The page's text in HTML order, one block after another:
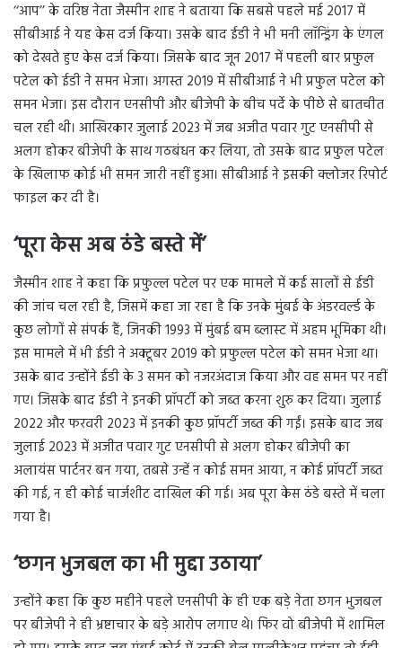
‘‘आप’’ के वरिष्ठ नेता जैस्मीन शाह ने बताया कि सबसे पहले मई 2017 में
सीबीआई ने यह केस दर्ज किया। उसके बाद ईडी ने भी मनी लॉन्ड्रिंग के एंगल
को देखते हुए केस दर्ज किया। जिसके बाद जून 2017 में पहली बार प्रफुल
पटेल को ईडी ने समन भेजा। अगस्त 2019 में सीबीआई ने भी प्रफुल पटेल को
समन भेजा। इस दौरान एनसीपी और बीजेपी के बीच पर्दे के पीछे से बातचीत
चल रही थी। आखिरकार जुलाई 2023 में जब अजीत पवार गुट एनसीपी से
अलग होकर बीजेपी के साथ गठबंधन कर लिया, तो उसके बाद प्रफुल पटेल
के खिलाफ कोई भी समन जारी नहीं हुआ। सीबीआई ने इसकी क्लोजर रिपोर्ट
फाइल कर दी है।
‘पूरा केस अब ठंडे बस्ते में’
जैस्मीन शाह ने कहा कि प्रफुल्ल पटेल पर एक मामले में कई सालों से ईडी
की जांच चल रही है, जिसमें कहा जा रहा है कि उनके मुंबई के अंडरवर्ल्ड के
कुछ लोगों से संपर्क हैं, जिनकी 1993 में मुंबई बम ब्लास्ट में अहम भूमिका थी।
इस मामले में भी ईडी ने अक्टूबर 2019 को प्रफुल्ल पटेल को समन भेजा था।
उसके बाद उन्होंने ईडी के 3 समन को नजरअंदाज किया और वह समन पर नहीं
गए। जिसके बाद ईडी ने इनकी प्रॉपर्टी को जब्त करना शुरु कर दिया। जुलाई
2022 और फरवरी 2023 में इनकी कुछ प्रॉपर्टी जब्त की गईं। इसके बाद जब
जुलाई 2023 में अजीत पवार गुट एनसीपी से अलग होकर बीजेपी का
अलायंस पार्टनर बन गया, तबसे उन्हें न कोई समन आया, न कोई प्रॉपर्टी जब्त
की गई, न ही कोई चार्जशीट दाखिल की गई। अब पूरा केस ठंडे बस्ते में चला
गया है।
‘छगन भुजबल का भी मुद्दा उठाया’
उन्होंने कहा कि कुछ महीने पहले एनसीपी के ही एक बड़े नेता छगन भुजबल
पर बीजेपी ने ही भ्रष्टाचार के बड़े आरोप लगाए थे। फिर वो बीजेपी में शामिल